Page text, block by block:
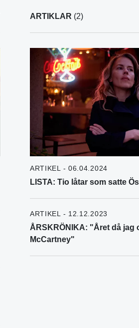
ARTIKLAR (2)
ARTIKEL - 06.04.2024
LISTA: Tio låtar som satte
ARTIKEL - 12.12.2023
ÅRSKRÖNIKA: "Året då jag
McCartney"